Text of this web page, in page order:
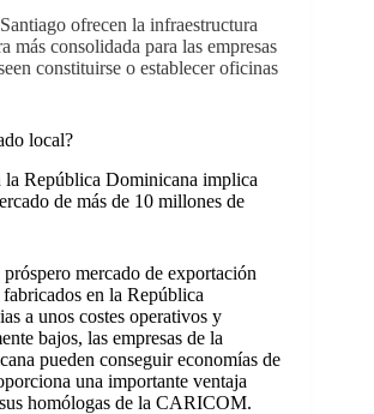
ofrecen la infraestructura
más consolidada para las empresas
constituirse o establecer oficinas
local?
la República Dominicana implica
de más de 10 millones de
mercado de exportación
en la República
a unos costes operativos y
bajos, las empresas de la
pueden conseguir economías de
una importante ventaja
homólogas de la CARICOM.